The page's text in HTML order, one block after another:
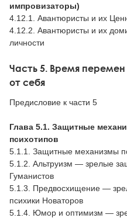
импровизаторы)
4.12.1. Авантюристы и их
4.12.2. Авантюристы и их
личности
Часть 5. Время
от себя
Предисловие к части 5
Глава 5.1. Защитные
психотипов
5.1.1. Защитные механизмы
5.1.2. Альтруизм — зрелые
Гуманистов
5.1.3. Предвосхищение —
психики Новаторов
5.1.4. Юмор и оптимизм —